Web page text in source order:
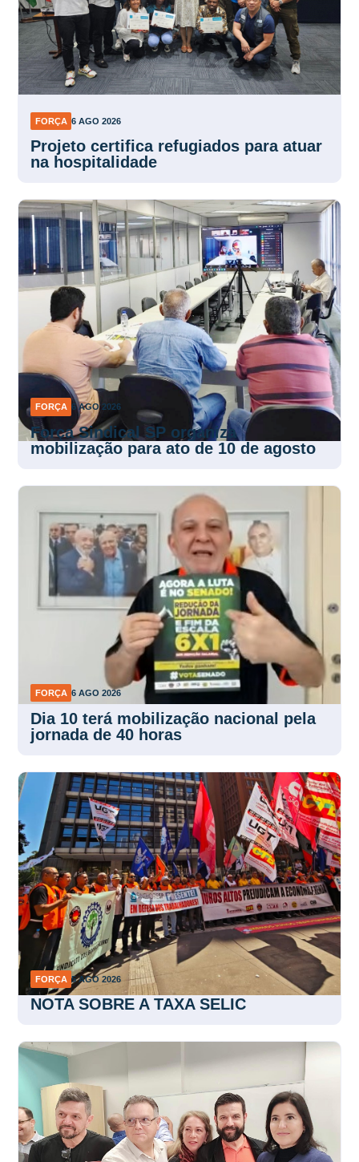
FORÇA 6 AGO 2026
Projeto certifica refugiados para atuar
na hospitalidade
FORÇA 6 AGO 2026
Força Sindical SP organiza
mobilização para ato de 10 de agosto
FORÇA 6 AGO 2026
Dia 10 terá mobilização nacional pela
jornada de 40 horas
FORÇA 5 AGO 2026
NOTA SOBRE A TAXA SELIC